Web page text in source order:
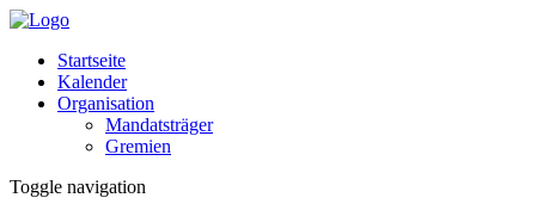
Startseite
Kalender
Organisation
Mandatsträger
Gremien
Toggle navigation